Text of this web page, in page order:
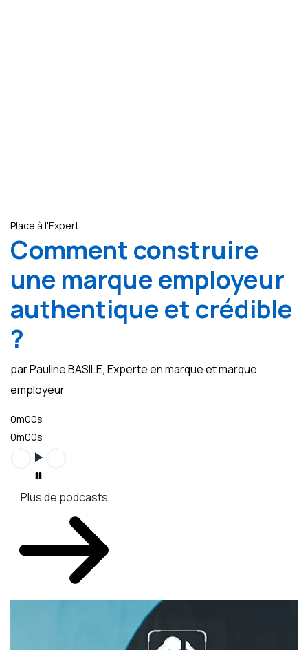
Place à l'Expert
Comment construire
une marque employeur
authentique et crédible
?
par Pauline BASILE, Experte en marque et marque
employeur
0m00s
0m00s
Plus de podcasts